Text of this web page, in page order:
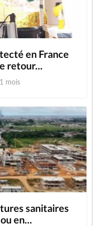
en France
retour...
mois
sanitaires
en...